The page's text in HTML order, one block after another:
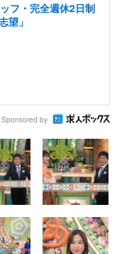
フ・完全週休2日制
望」
Sponsored by